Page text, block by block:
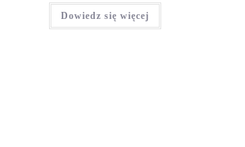
Dowiedz się więcej